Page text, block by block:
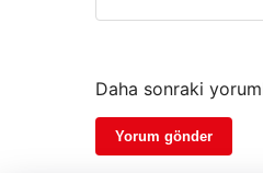
Daha sonraki